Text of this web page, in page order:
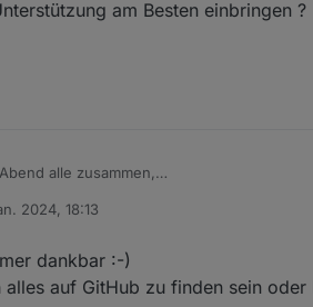
am Besten einbringen ?
alle zusammen,
im Forum und habe auch seit Anfang
Systemintegrator und DevOps Engineer.
ich die Integrationen und Views, die
seinem Github Repo hinterlegt ist.
2024, 18:13
dankbar :-)
alles auf GitHub zu finden sein